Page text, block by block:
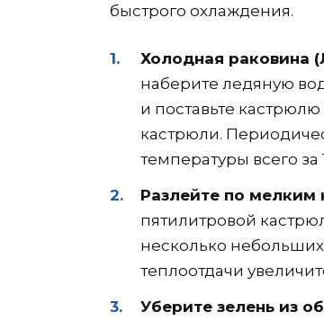
быстрого охлаждения.
Холодная раковина
наберите ледяную
и поставьте
кастрюли.
температуры всего за
Разлейте по мелким
пятилитровой
несколько
теплоотдачи
Уберите зелень из